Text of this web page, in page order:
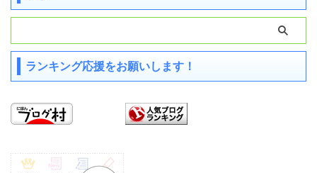
ランキング応援をお願いします！